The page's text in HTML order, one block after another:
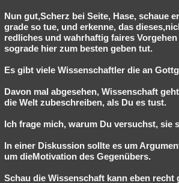
Nun gut,Scherz bei Seite, Hase, schaue
grade so tue, und erkenne, das
redliches und wahrhaftig faires
sograde hier zum besten geben tut.
Es gibt viele Wissenschaftler die an
Davon mal abgesehen, Wissenschaft
die Welt zubeschreiben, als Du es tust.
Ich frage mich, warum Du versuchst, sie
In einer Diskussion sollte es um
um dieMotivation des Gegenübers.
Schau die Wissenschaft kann eben recht